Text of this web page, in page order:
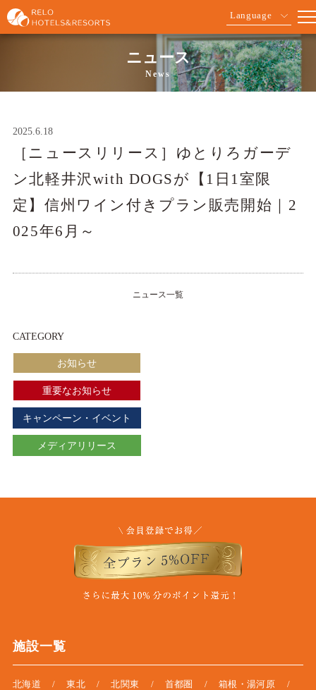
Language
ニュース
News
2025.6.18
［ニュースリリース］ゆとりろガーデ
ン北軽井沢with DOGSが【1日1室限
定】信州ワイン付きプラン販売開始｜2
025年6月～
ニュース一覧
CATEGORY
お知らせ
重要なお知らせ
キャンペーン・イベント
メディアリリース
施設一覧
北海道 東北 北関東 首都圏
箱根・湯河原